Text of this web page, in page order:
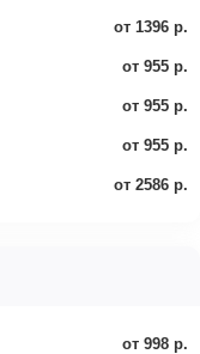
от 1396 р.
от 955 р.
от 955 р.
от 955 р.
от 2586 р.
от 998 р.